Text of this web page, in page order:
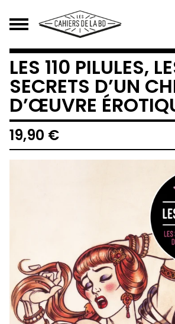
LES 110 PILULES,
SECRETS D’UN
D’ŒUVRE
19,90 €